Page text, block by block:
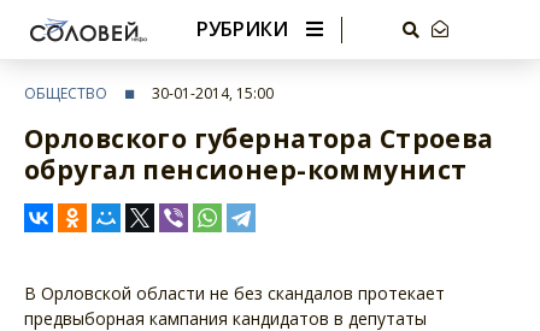
РУБРИКИ
ОБЩЕСТВО 30-01-2014, 15:00
Орловского губернатора Строева
обругал пенсионер-коммунист
В Орловской области не без скандалов протекает
предвыборная кампания кандидатов в депутаты